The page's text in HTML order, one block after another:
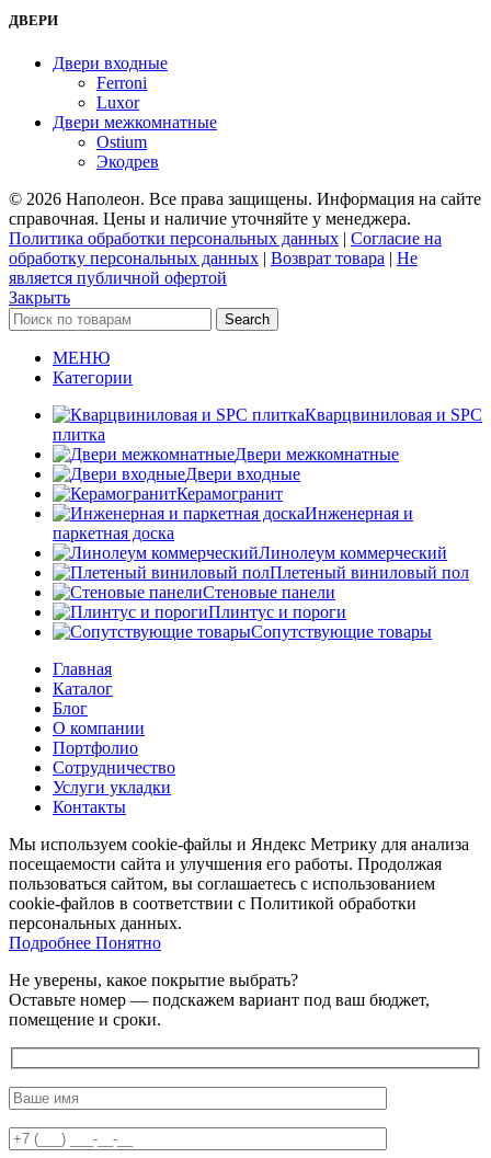
ДВЕРИ
Двери входные
Ferroni
Luxor
Двери межкомнатные
Ostium
Экодрев
© 2026 Наполеон. Все права защищены. Информация на сайте
справочная. Цены и наличие уточняйте у менеджера.
Политика обработки персональных данных | Согласие на
обработку персональных данных | Возврат товара | Не
является публичной офертой
Закрыть
Search
МЕНЮ
Категории
Кварцвиниловая и SPC
плитка
Двери межкомнатные
Двери входные
Керамогранит
Инженерная и
паркетная доска
Линолеум коммерческий
Плетеный виниловый пол
Стеновые панели
Плинтус и пороги
Сопутствующие товары
Главная
Каталог
Блог
О компании
Портфолио
Сотрудничество
Услуги укладки
Контакты
Мы используем cookie-файлы и Яндекс Метрику для анализа
посещаемости сайта и улучшения его работы. Продолжая
пользоваться сайтом, вы соглашаетесь с использованием
cookie-файлов в соответствии с Политикой обработки
персональных данных.
Подробнее Подробнее
Понятно
Не уверены, какое покрытие выбрать?
Оставьте номер — подскажем вариант под ваш бюджет,
помещение и сроки.